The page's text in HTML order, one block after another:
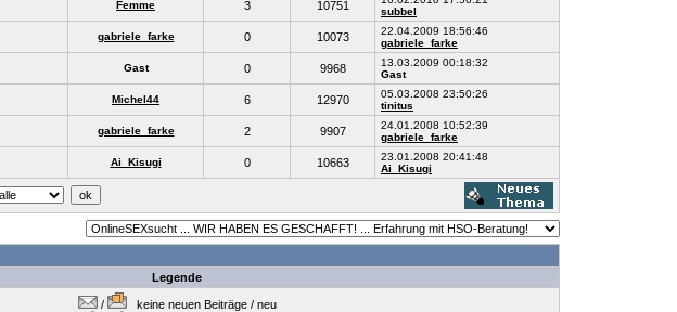
Femme 3 10751
subbel
gabriele_farke 0 10073
22.04.2009 18:56:46
gabriele_farke
Gast 0 9968
13.03.2009 00:18:32
Gast
Michel44 6 12970
05.03.2008 23:50:26
tinitus
gabriele_farke 2 9907
24.01.2008 10:52:39
gabriele_farke
Ai_Kisugi 0 10663
23.01.2008 20:41:48
Ai_Kisugi
Legende
/ keine neuen Beiträge / neu